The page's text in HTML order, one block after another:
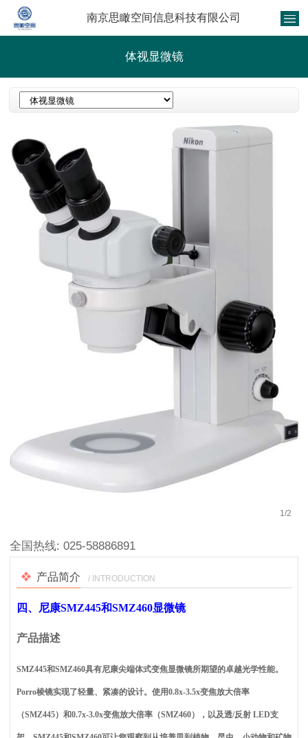
南京思瞰空间信息科技有限公司
体视显微镜
1 /2
全国热线: 025-58886891
产品简介 / INTRODUCTION
四、 尼康SMZ445和SMZ460显微镜
产品描述
SMZ445和SMZ460具有尼康尖端体式变焦显微镜所期望的卓越光学性能。
Porro棱镜实现了轻量、紧凑的设计。使用0.8x-3.5x变焦放大倍率
（SMZ445）和0.7x-3.0x变焦放大倍率（SMZ460），以及透/反射 LED支